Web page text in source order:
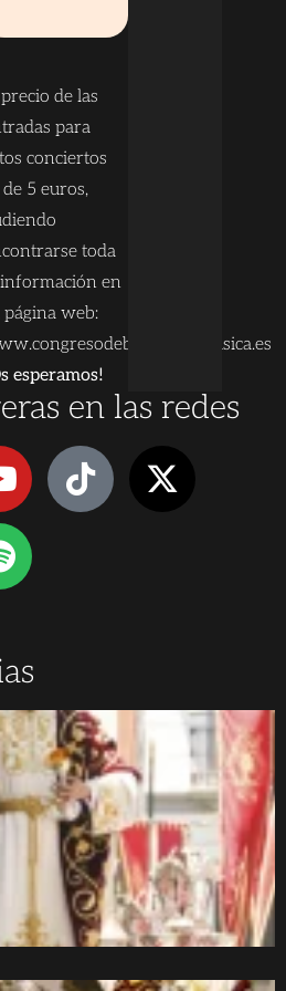
de las
para
conciertos
de 5 euros,
toda
en
página web:
esperamos!
en las redes